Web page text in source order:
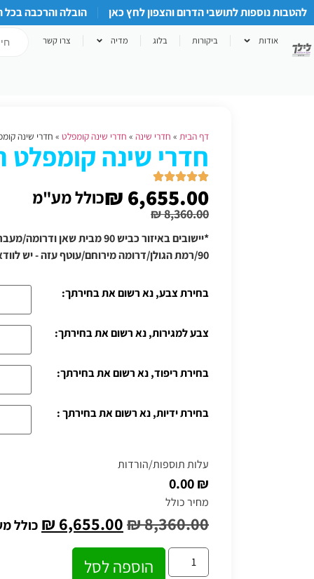
להטבות נוספות לתושבי הדרום והצפון לחץ כאן הובלה והרכבה
אודות ביקורות בלוג מדיה צרו קשר
דף הבית » חדרי שינה » חדרי שינה קומפלט » חדרי שינה
חדרי שינה קומפלט
₪8,360.00
₪ 6,655.00 כולל מע"מ
*יישובים באיזור כביש 90 מבית
90/רמת הגולן/דרומה מירוחם/עוטף עזה - יש לוודא תוספת הובלה טלפונית
בחירת צבע, נא רשום את בחירתך:
צבע למגירות, נא רשום את בחירתך:
בחירת ריפוד, נא רשום את בחירתך:
בחירת ידיות, נא רשום את בחירתך :
עלות תוספות/הורדות
₪ 0.00
מחיר כולל
₪8,360.00
₪ 6,655.00 כולל
הוספה לסל